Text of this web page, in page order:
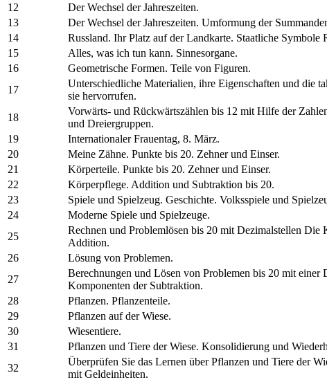
12
Der Wechsel der Jahreszeiten.
13
Der Wechsel der Jahreszeiten. Umformung der
14
Russland. Ihr Platz auf der Landkarte. Staatliche Symbole
15
Alles, was ich tun kann. Sinnesorgane.
16
Geometrische Formen. Teile von Figuren.
17
Unterschiedliche Materialien, ihre Eigenschaften und die
sie hervorrufen.
18
Vorwärts- und Rückwärtszählen bis 12 mit Hilfe der
und Dreiergruppen.
19
Internationaler Frauentag, 8. März.
20
Meine Zähne. Punkte bis 20. Zehner und Einser.
21
Körperteile. Punkte bis 20. Zehner und Einser.
22
Körperpflege. Addition und Subtraktion bis 20.
23
Spiele und Spielzeug. Geschichte. Volksspiele und
24
Moderne Spiele und Spielzeuge.
25
Rechnen und Problemlösen bis 20 mit Dezimalstellen Die
Addition.
26
Lösung von Problemen.
27
Berechnungen und Lösen von Problemen bis 20 mit einer
Komponenten der Subtraktion.
28
Pflanzen. Pflanzenteile.
29
Pflanzen auf der Wiese.
30
Wiesentiere.
31
Pflanzen und Tiere der Wiese. Konsolidierung und
32
Überprüfen Sie das Lernen über Pflanzen und Tiere der
mit Geldeinheiten.